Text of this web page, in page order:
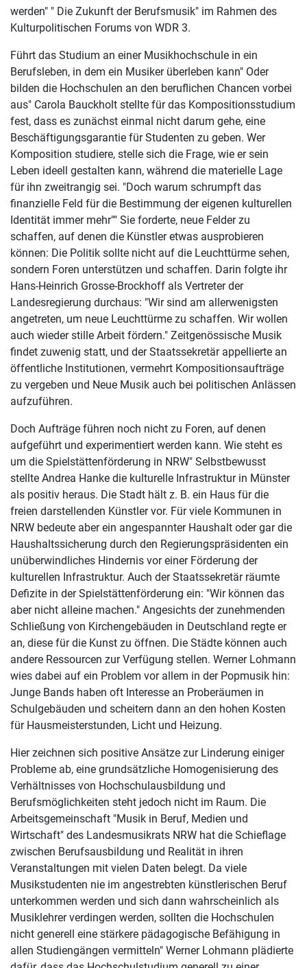
werden" " Die Zukunft der Berufsmusik" im Rahmen des
Kulturpolitischen Forums von WDR 3.
Führt das Studium an einer Musikhochschule in ein
Berufsleben, in dem ein Musiker überleben kann" Oder
bilden die Hochschulen an den beruflichen Chancen vorbei
aus" Carola Bauckholt stellte für das Kompositionsstudium
fest, dass es zunächst einmal nicht darum gehe, eine
Beschäftigungsgarantie für Studenten zu geben. Wer
Komposition studiere, stelle sich die Frage, wie er sein
Leben ideell gestalten kann, während die materielle Lage
für ihn zweitrangig sei. "Doch warum schrumpft das
finanzielle Feld für die Bestimmung der eigenen kulturellen
Identität immer mehr"" Sie forderte, neue Felder zu
schaffen, auf denen die Künstler etwas ausprobieren
können: Die Politik sollte nicht auf die Leuchttürme sehen,
sondern Foren unterstützen und schaffen. Darin folgte ihr
Hans-Heinrich Grosse-Brockhoff als Vertreter der
Landesregierung durchaus: "Wir sind am allerwenigsten
angetreten, um neue Leuchttürme zu schaffen. Wir wollen
auch wieder stille Arbeit fördern." Zeitgenössische Musik
findet zuwenig statt, und der Staatssekretär appellierte an
öffentliche Institutionen, vermehrt Kompositionsaufträge
zu vergeben und Neue Musik auch bei politischen Anlässen
aufzuführen.
Doch Aufträge führen noch nicht zu Foren, auf denen
aufgeführt und experimentiert werden kann. Wie steht es
um die Spielstättenförderung in NRW" Selbstbewusst
stellte Andrea Hanke die kulturelle Infrastruktur in Münster
als positiv heraus. Die Stadt hält z. B. ein Haus für die
freien darstellenden Künstler vor. Für viele Kommunen in
NRW bedeute aber ein angespannter Haushalt oder gar die
Haushaltssicherung durch den Regierungspräsidenten ein
unüberwindliches Hindernis vor einer Förderung der
kulturellen Infrastruktur. Auch der Staatssekretär räumte
Defizite in der Spielstättenförderung ein: "Wir können das
aber nicht alleine machen." Angesichts der zunehmenden
Schließung von Kirchengebäuden in Deutschland regte er
an, diese für die Kunst zu öffnen. Die Städte können auch
andere Ressourcen zur Verfügung stellen. Werner Lohmann
wies dabei auf ein Problem vor allem in der Popmusik hin:
Junge Bands haben oft Interesse an Proberäumen in
Schulgebäuden und scheitern dann an den hohen Kosten
für Hausmeisterstunden, Licht und Heizung.
Hier zeichnen sich positive Ansätze zur Linderung einiger
Probleme ab, eine grundsätzliche Homogenisierung des
Verhältnisses von Hochschulausbildung und
Berufsmöglichkeiten steht jedoch nicht im Raum. Die
Arbeitsgemeinschaft "Musik in Beruf, Medien und
Wirtschaft" des Landesmusikrats NRW hat die Schieflage
zwischen Berufsausbildung und Realität in ihren
Veranstaltungen mit vielen Daten belegt. Da viele
Musikstudenten nie im angestrebten künstlerischen Beruf
unterkommen werden und sich dann wahrscheinlich als
Musiklehrer verdingen werden, sollten die Hochschulen
nicht generell eine stärkere pädagogische Befähigung in
allen Studiengängen vermitteln" Werner Lohmann plädierte